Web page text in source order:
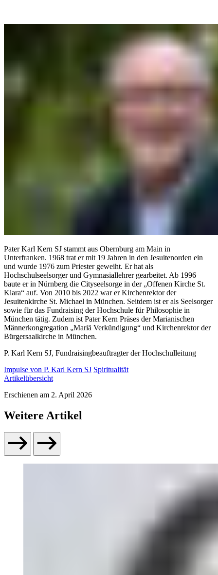
Pater Karl Kern SJ stammt aus Obernburg am Main in
Unterfranken. 1968 trat er mit 19 Jahren in den Jesuitenorden ein
und wurde 1976 zum Priester geweiht. Er hat als
Hochschulseelsorger und Gymnasiallehrer gearbeitet. Ab 1996
baute er in Nürnberg die Cityseelsorge in der „Offenen Kirche St.
Klara“ auf. Von 2010 bis 2022 war er Kirchenrektor der
Jesuitenkirche St. Michael in München. Seitdem ist er als Seelsorger
sowie für das Fundraising der Hochschule für Philosophie in
München tätig. Zudem ist Pater Kern Präses der Marianischen
Männerkongregation „Mariä Verkündigung“ und Kirchenrektor der
Bürgersaalkirche in München.
P. Karl Kern SJ, Fundraisingbeauftragter der Hochschulleitung
Impulse von P. Karl Kern SJ Spiritualität
Artikelübersicht
Erschienen am 2. April 2026
Weitere Artikel